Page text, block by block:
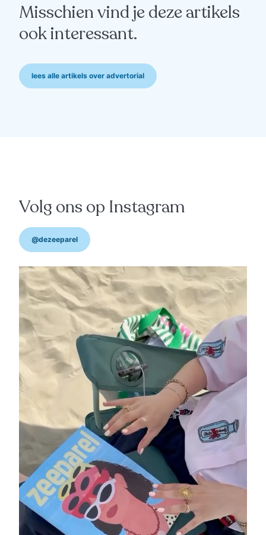
Misschien vind je deze artikels
ook interessant.
lees alle artikels over advertorial
Volg ons op Instagram
@dezeeparel